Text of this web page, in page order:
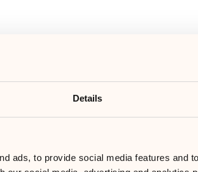
Details
ads, to provide social media features and